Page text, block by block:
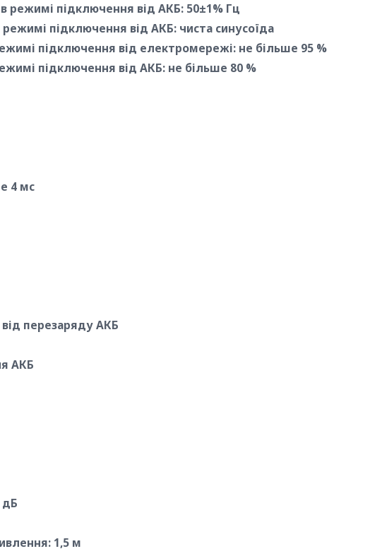
режимі підключення від АКБ: 50±1% Гц
підключення від АКБ: чиста синусоїда
підключення від електромережі: не більше 95 %
підключення від АКБ: не більше 80 %
4 мс
перезаряду АКБ
АКБ
дБ
1,5 м